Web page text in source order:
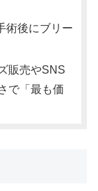
術後にブリー
販売やSNS
で「最も価